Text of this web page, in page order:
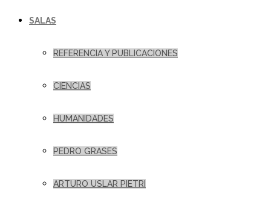
SALAS
REFERENCIA Y PUBLICACIONES
CIENCIAS
HUMANIDADES
PEDRO GRASES
ARTURO USLAR PIETRI